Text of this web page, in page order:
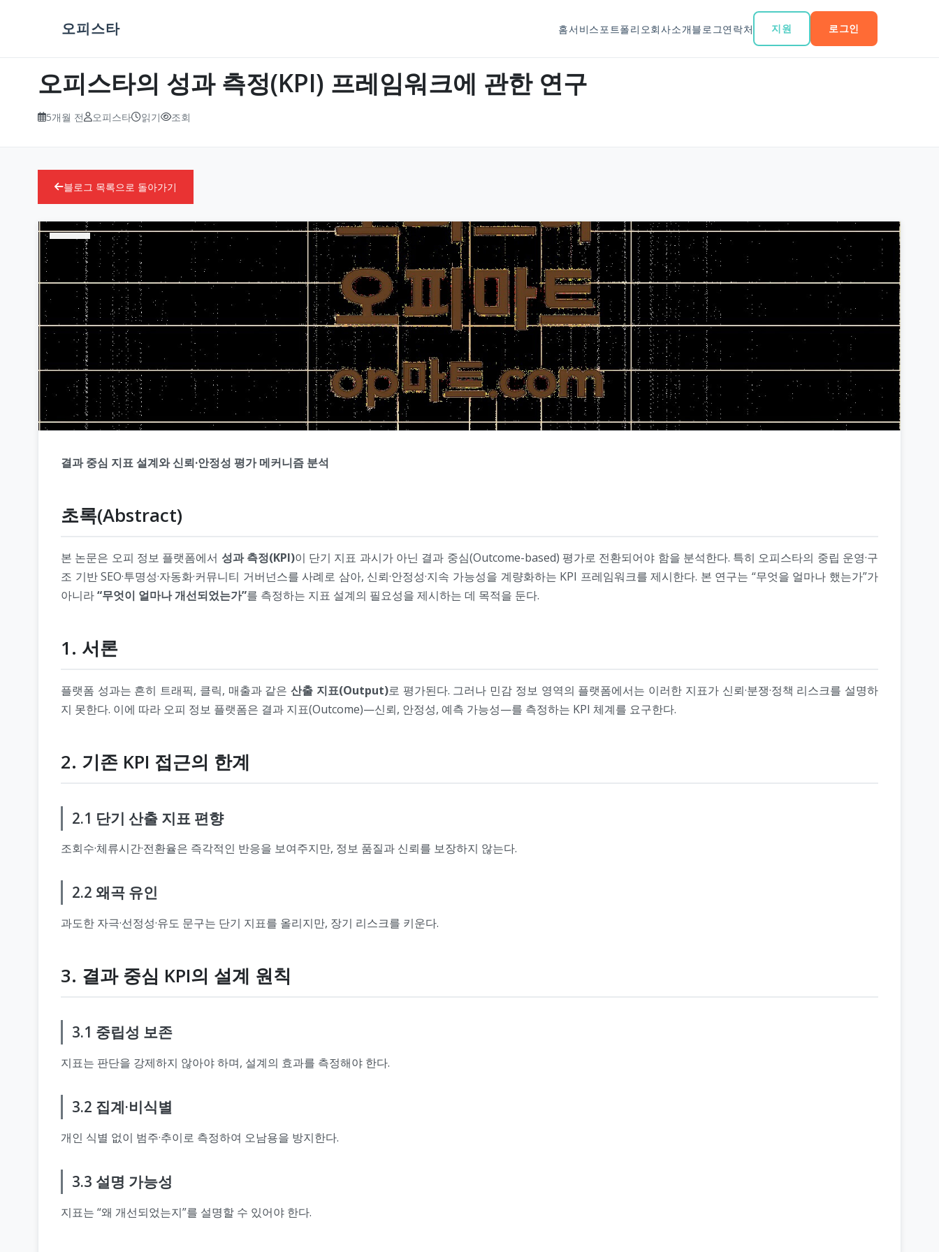
오피스타 홈서비스 포트폴리오회사소개블로그연락처 지원 로그인
오피스타의 성과 측정(KPI) 프레임워크에 관한 연구
5개월 전 오피스타 읽기 조회
블로그 목록으로 돌아가기
결과 중심 지표 설계와 신뢰·안정성 평가 메커니즘 분석
초록(Abstract)
본 논문은 오피 정보 플랫폼에서 성과 측정(KPI)이 단기 지표 과시가 아닌 결과 중심(Outcome-based) 평가로 전환되어야 함을 분석한다. 특히 오피스타의 중립 운영·구
조 기반 SEO·투명성·자동화·커뮤니티 거버넌스를 사례로 삼아, 신뢰·안정성·지속 가능성을 계량화하는 KPI 프레임워크를 제시한다. 본 연구는 “무엇을 얼마나 했는가”가
아니라“무엇이 얼마나 개선되었는가”를 측정하는 지표 설계의 필요성을 제시하는 데 목적을 둔다.
1. 서론
플랫폼 성과는 흔히 트래픽, 클릭, 매출과 같은산출 지표(Output)로 평가된다. 그러나 민감 정보 영역의 플랫폼에서는 이러한 지표가 신뢰·분쟁·정책 리스크를 설명하
지 못한다. 이에 따라 오피 정보 플랫폼은 결과 지표(Outcome)—신뢰, 안정성, 예측 가능성—를 측정하는 KPI 체계를 요구한다.
2. 기존 KPI 접근의 한계
2.1 단기 산출 지표 편향
조회수·체류시간·전환율은 즉각적인 반응을 보여주지만, 정보 품질과 신뢰를 보장하지 않는다.
2.2 왜곡 유인
과도한 자극·선정성·유도 문구는 단기 지표를 올리지만, 장기 리스크를 키운다.
3. 결과 중심 KPI의 설계 원칙
3.1 중립성 보존
지표는 판단을 강제하지 않아야 하며, 설계의 효과를 측정해야 한다.
3.2 집계·비식별
개인 식별 없이 범주·추이로 측정하여 오남용을 방지한다.
3.3 설명 가능성
지표는 “왜 개선되었는지”를 설명할 수 있어야 한다.